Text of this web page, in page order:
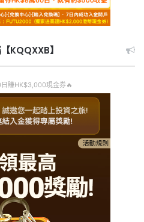
KQQXXB】
賺HK$3,000現金券🔥